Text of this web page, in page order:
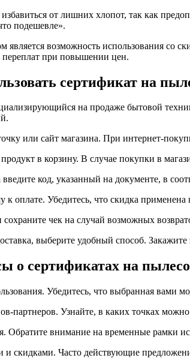
от лишних хлопот, так как
подешевле».
возможность использования со
переплат при повышении цен.
сертификат на
на продаже бытовой
или сайт магазина. При интернет-
в корзину. В случае покупки в
код, указанный на документе, в
оплате. Убедитесь, что скидка
чек на случай возможных
выберите удобный способ.
о сертификатах на
Убедитесь, что выбранная вами
партнеров. Узнайте, в каких точках
Обратите внимание на временные рамки
и скидками. Часто действующие